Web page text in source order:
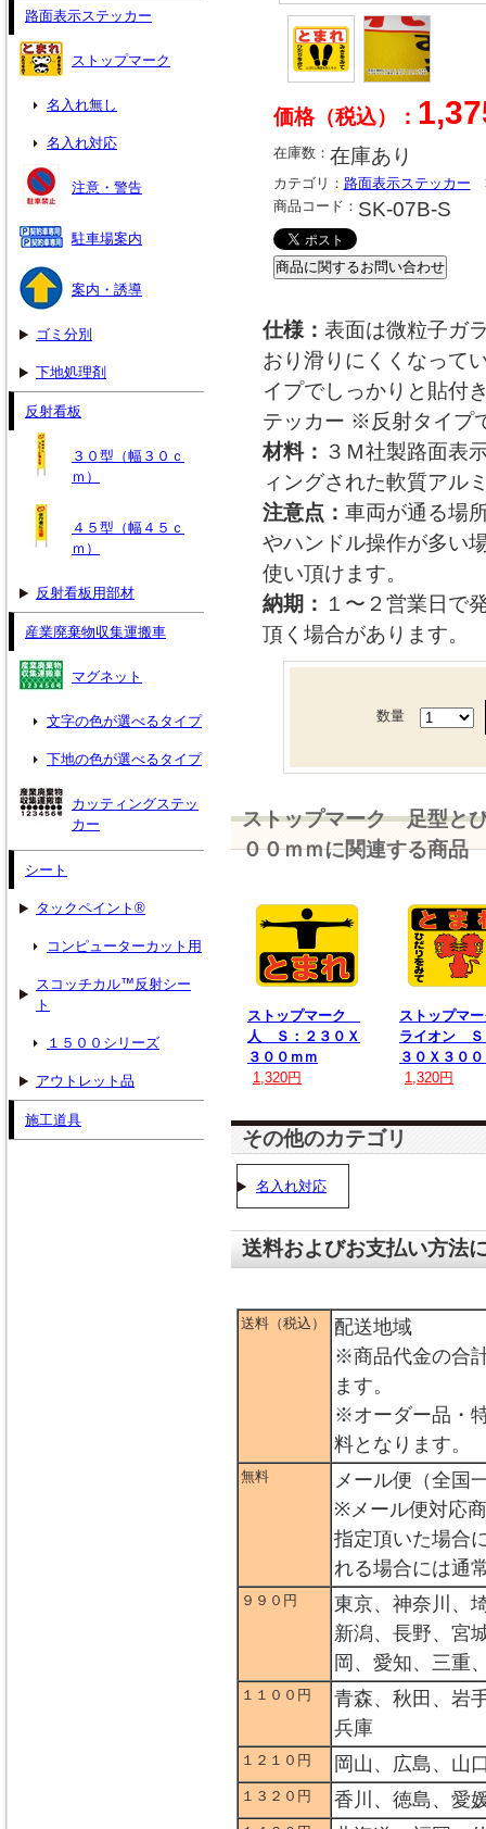
価格（税込）：
在庫数： 在庫あり
カテゴリ： 路面表示ステッカー
商品コード： SK-07B-S
仕様： 表面は微粒子ガ
おり滑りにくくなって
イプでしっかりと貼付
テッカー ※反射タイプ
材料： ３Ｍ社製路面表
ィングされた軟質アル
注意点： 車両が通る場
やハンドル操作が多い
使い頂けます。
納期： １〜２営業日
頂く場合があります。
数量
ストップマーク 足型と
００ｍｍに関連する商品
ストップマーク
人 Ｓ：２３０Ｘ
３００ｍｍ
1,320円
ストップマ
ライオン Ｓ
３０Ｘ３０
1,320円
その他のカテゴリ
名入れ対応
送料およびお支払い方法
送料（税込）
配送地域
※商品代金の合
ます。
※オーダー品・
料となります。
無料
メール便（全国
※メール便対応
指定頂いた場合
れる場合には通
９９０円
東京、神奈川、
新潟、長野、宮
岡、愛知、三重
１１００円
青森、秋田、岩
兵庫
１２１０円 岡山、広島、山
１３２０円 香川、徳島、愛
路面表示ステッカー
ストップマーク
名入れ無し
名入れ対応
注意・警告
駐車場案内
案内・誘導
ゴミ分別
下地処理剤
反射看板
３０型（幅３０ｃ
ｍ）
４５型（幅４５ｃ
ｍ）
反射看板用部材
産業廃棄物収集運搬車
マグネット
文字の色が選べるタイプ
下地の色が選べるタイプ
カッティングステッ
カー
シート
タックペイント®
コンピューターカット用
スコッチカル™反射シー
ト
１５００シリーズ
アウトレット品
施工道具